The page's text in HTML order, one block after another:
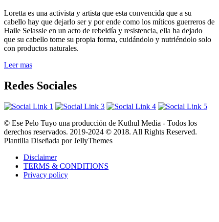
Loretta es una activista y artista que esta convencida que a su
cabello hay que dejarlo ser y por ende como los míticos guerreros de
Haile Selassie en un acto de rebeldía y resistencia, ella ha dejado
que su cabello tome su propia forma, cuidándolo y nutriéndolo solo
con productos naturales.
Leer mas
Redes Sociales
© Ese Pelo Tuyo una producción de Kuthul Media - Todos los
derechos reservados. 2019-2024 © 2018. All Rights Reserved.
Plantilla Diseñada por JellyThemes
Disclaimer
TERMS & CONDITIONS
Privacy policy